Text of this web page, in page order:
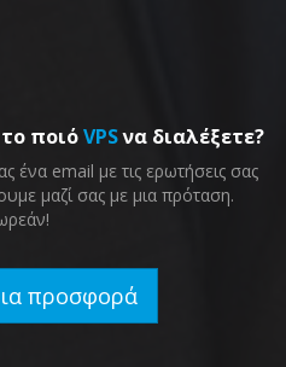
ποιόVPSνα διαλέξετε?
ένα email με τις ερωτήσεις σας
μαζί σας με μια πρόταση.
προσφορά